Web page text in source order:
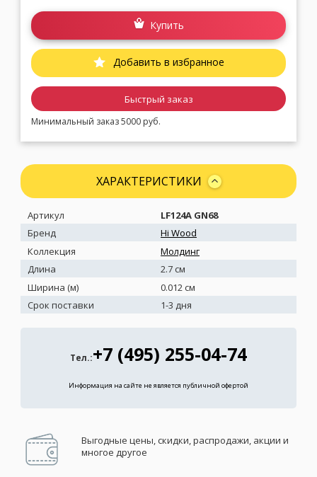
Купить
Добавить в избранное
Быстрый заказ
Минимальный заказ 5000 руб.
ХАРАКТЕРИСТИКИ
Артикул
LF124A GN68
Бренд
Hi Wood
Коллекция
Молдинг
Длина
2.7 см
Ширина (м)
0.012 см
Срок поставки
1-3 дня
Тел.:+7 (495) 255-04-74
Информация на сайте не является публичной офертой
Выгодные цены, скидки, распродажи, акции и
многое другое